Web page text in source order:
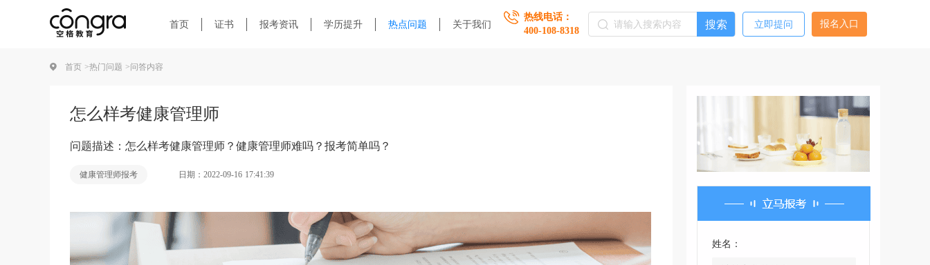
首页 证书 报考资讯 学历提升 热点问题 关于我们
热线电话：
400-108-8318
搜索 立即提问 报名入口
首页 >热门问题 >问答内容
怎么样考健康管理师
问题描述：怎么样考健康管理师？健康管理师难吗？报考简单吗？
健康管理师报考 日期：2022-09-16 17:41:39
姓名：